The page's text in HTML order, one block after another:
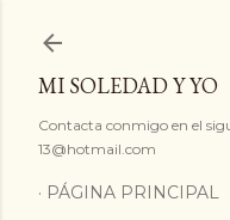
MI SOLEDAD Y YO
Contacta conmigo en el
13@hotmail.com
PÁGINA PRINCIPAL